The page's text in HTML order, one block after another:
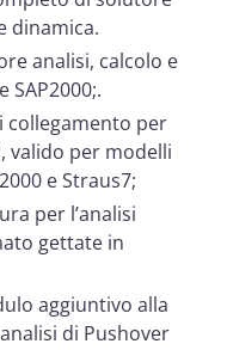
dinamica.
analisi, calcolo e
collegamento per
valido per modelli
e Straus7;
per l’analisi
gettate in
aggiuntivo alla
di Pushover